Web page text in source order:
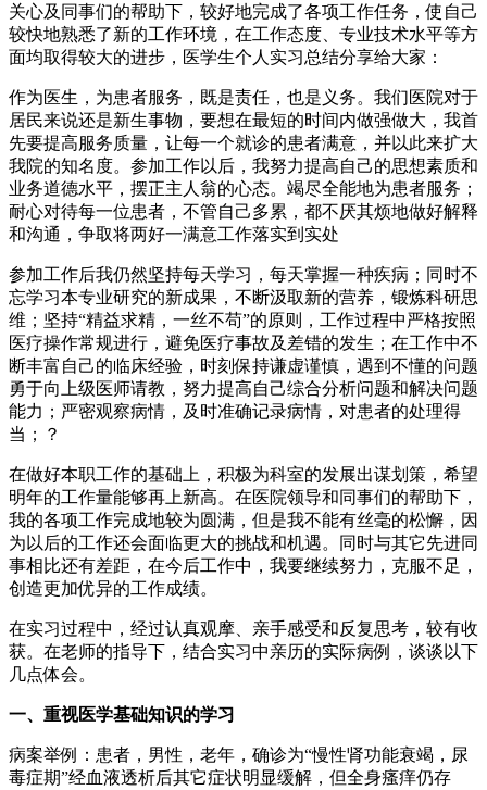
关心及同事们的帮助下，较好地完成了各项工作任务，使自己
较快地熟悉了新的工作环境，在工作态度、专业技术水平等方
面均取得较大的进步，医学生个人实习总结分享给大家：
作为医生，为患者服务，既是责任，也是义务。我们医院对于
居民来说还是新生事物，要想在最短的时间内做强做大，我首
先要提高服务质量，让每一个就诊的患者满意，并以此来扩大
我院的知名度。参加工作以后，我努力提高自己的思想素质和
业务道德水平，摆正主人翁的心态。竭尽全能地为患者服务；
耐心对待每一位患者，不管自己多累，都不厌其烦地做好解释
和沟通，争取将两好一满意工作落实到实处
参加工作后我仍然坚持每天学习，每天掌握一种疾病；同时不
忘学习本专业研究的新成果，不断汲取新的营养，锻炼科研思
维；坚持“精益求精，一丝不苟”的原则，工作过程中严格按照
医疗操作常规进行，避免医疗事故及差错的发生；在工作中不
断丰富自己的临床经验，时刻保持谦虚谨慎，遇到不懂的问题
勇于向上级医师请教，努力提高自己综合分析问题和解决问题
能力；严密观察病情，及时准确记录病情，对患者的处理得
当；？
在做好本职工作的基础上，积极为科室的发展出谋划策，希望
明年的工作量能够再上新高。在医院领导和同事们的帮助下，
我的各项工作完成地较为圆满，但是我不能有丝毫的松懈，因
为以后的工作还会面临更大的挑战和机遇。同时与其它先进同
事相比还有差距，在今后工作中，我要继续努力，克服不足，
创造更加优异的工作成绩。
在实习过程中，经过认真观摩、亲手感受和反复思考，较有收
获。在老师的指导下，结合实习中亲历的实际病例，谈谈以下
几点体会。
一、重视医学基础知识的学习
病案举例：患者，男性，老年，确诊为“慢性肾功能衰竭，尿
毒症期”经血液透析后其它症状明显缓解，但全身瘙痒仍存